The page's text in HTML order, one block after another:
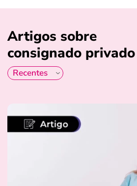
Artigos sobre
consignado privado